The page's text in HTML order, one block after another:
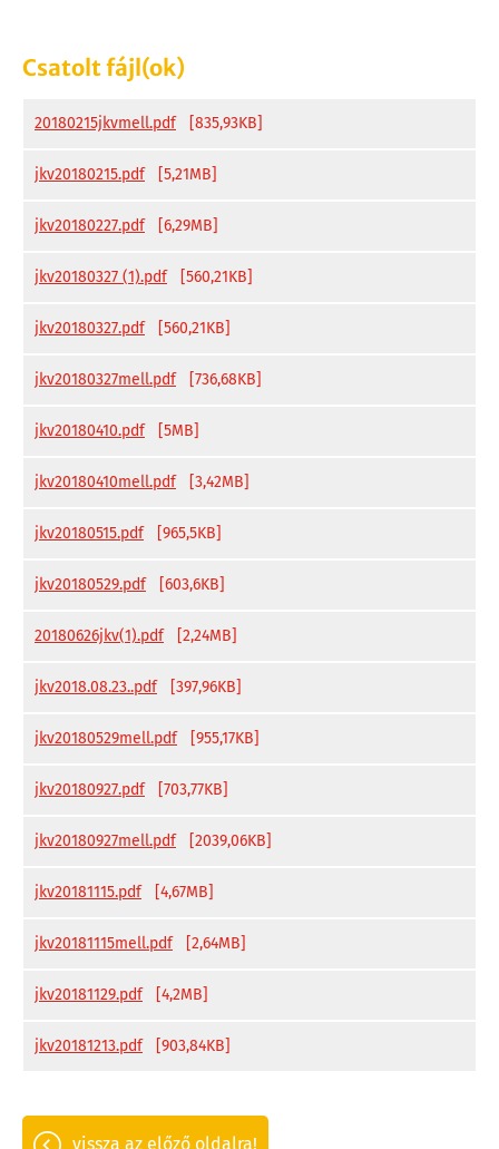
Csatolt fájl(ok)
20180215jkvmell.pdf [835,93KB]
jkv20180215.pdf [5,21MB]
jkv20180227.pdf [6,29MB]
jkv20180327 (1).pdf [560,21KB]
jkv20180327.pdf [560,21KB]
jkv20180327mell.pdf [736,68KB]
jkv20180410.pdf [5MB]
jkv20180410mell.pdf [3,42MB]
jkv20180515.pdf [965,5KB]
jkv20180529.pdf [603,6KB]
20180626jkv(1).pdf [2,24MB]
jkv2018.08.23..pdf [397,96KB]
jkv20180529mell.pdf [955,17KB]
jkv20180927.pdf [703,77KB]
jkv20180927mell.pdf [2039,06KB]
jkv20181115.pdf [4,67MB]
jkv20181115mell.pdf [2,64MB]
jkv20181129.pdf [4,2MB]
jkv20181213.pdf [903,84KB]
vissza az előző oldalra!